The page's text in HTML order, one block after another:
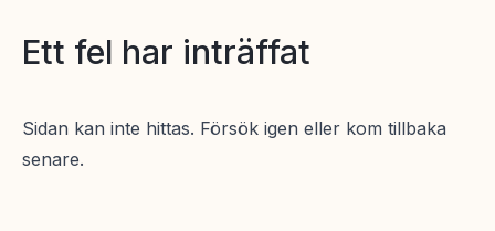
Ett fel har inträffat
Sidan kan inte hittas. Försök igen eller kom tillbaka
senare.